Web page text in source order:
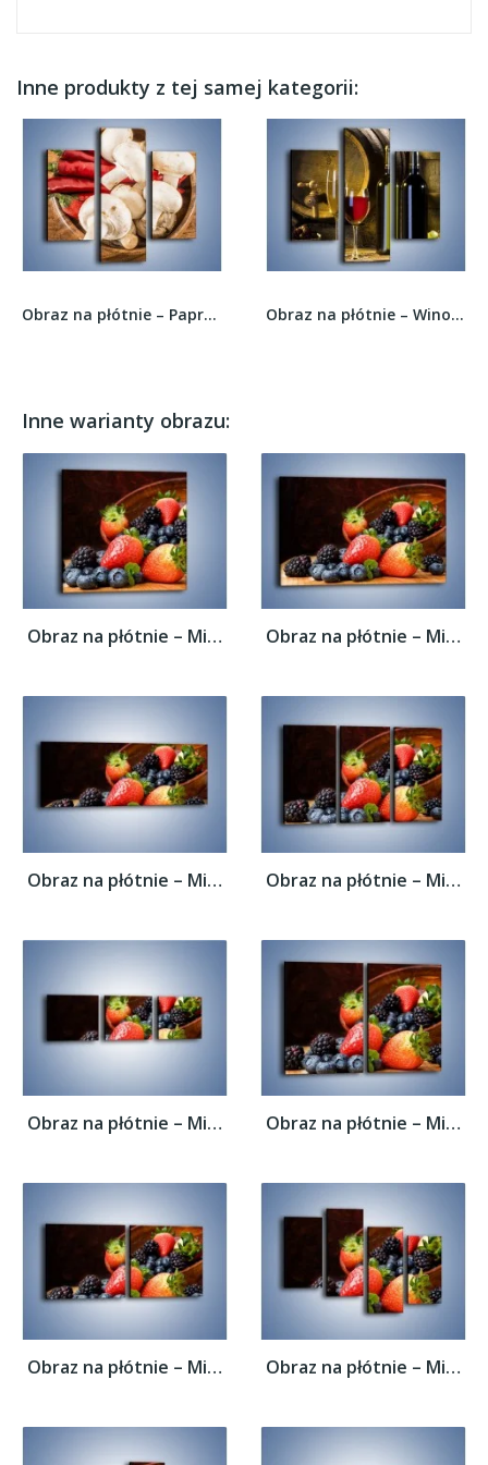
Inne produkty z tej samej kategorii:
Obraz na płótnie – Papryka i pieczarki w... Obraz na płótnie – Wino czerwone czy białe –...
Inne warianty obrazu:
Obraz na płótnie – Misa pełna owocowego... Obraz na płótnie – Misa pełna owocowego...
Obraz na płótnie – Misa pełna owocowego... Obraz na płótnie – Misa pełna owocowego...
Obraz na płótnie – Misa pełna owocowego... Obraz na płótnie – Misa pełna owocowego...
Obraz na płótnie – Misa pełna owocowego... Obraz na płótnie – Misa pełna owocowego...